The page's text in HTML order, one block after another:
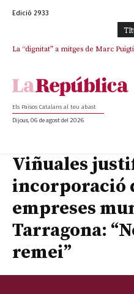
Edició 2933
La “dignitat” a mitges de Marc
Els Països Catalans al teu abast
Dijous, 06 de agost del 2026
Viñuales
incorporació
empreses
Tarragona:
remei”